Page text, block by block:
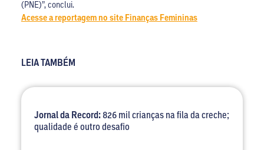
(PNE)”, conclui.
Acesse a reportagem no site Finanças Femininas
LEIA TAMBÉM
Jornal da Record:826 mil crianças na fila da creche;
qualidade é outro desafio